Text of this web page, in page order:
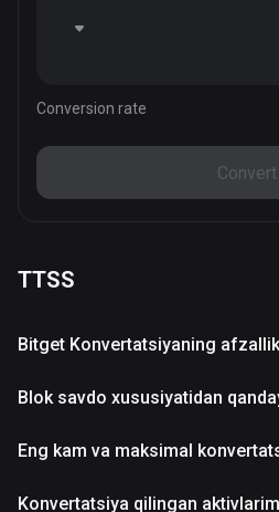
Conversion rate
Convert
TTSS
Bitget Konvertatsiyaning
Blok savdo xususiyatidan
Eng kam va maksimal
Konvertatsiya qilingan